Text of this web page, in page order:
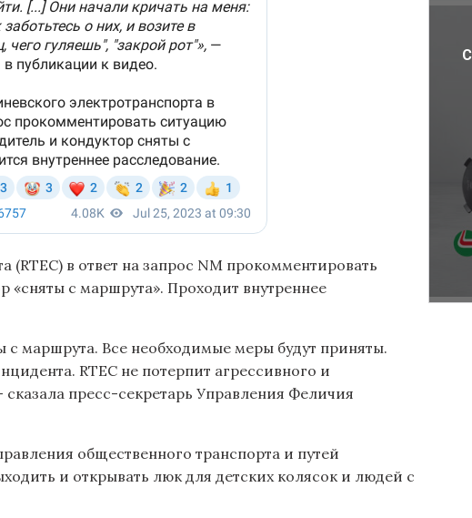
в ответ на запрос NM прокомментировать
«сняты с маршрута». Проходит внутреннее
с маршрута. Все необходимые меры будут приняты.
RTEC не потерпит агрессивного и
пресс-секретарь Управления Феличия
общественного транспорта и путей
и открывать люк для детских колясок и людей с